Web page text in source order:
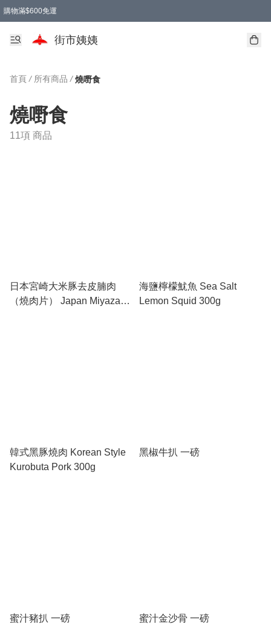
購物滿$600免運
街市姨姨
首頁 / 所有商品 / 燒嘢食
燒嘢食
11項 商品
日本宮崎大米豚去皮腩肉
（燒肉片） Japan Miyazaki
海鹽檸檬魷魚 Sea Salt
Lemon Squid 300g
韓式黑豚燒肉 Korean Style
Kurobuta Pork 300g
黑椒牛扒 一磅
蜜汁豬扒 一磅 蜜汁金沙骨 一磅